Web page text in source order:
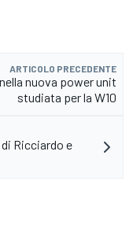
ARTICOLO PRECEDENTE
nuova power unit
studiata per la W10
Ricciardo e